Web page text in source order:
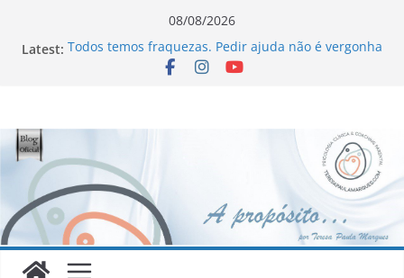
08/08/2026
Latest: Todos temos fraquezas. Pedir ajuda não é vergonha